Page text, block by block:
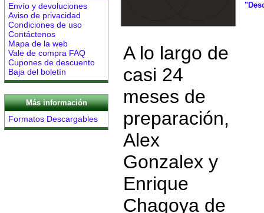
Envío y devoluciones
Aviso de privacidad
Condiciones de uso
Contáctenos
Mapa de la web
Vale de compra FAQ
Cupones de descuento
Baja del boletín
Más información
Formatos Descargables
A lo largo de
casi 24
meses de
preparación,
Alex
Gonzalex y
Enrique
Chagoya de